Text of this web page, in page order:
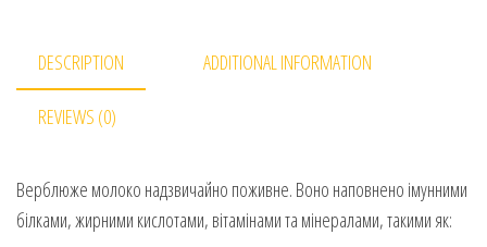
DESCRIPTION ADDITIONAL INFORMATION
REVIEWS (0)
Верблюже молоко надзвичайно поживне. Воно наповнено імунними
білками, жирними кислотами, вітамінами та мінералами, такими як: